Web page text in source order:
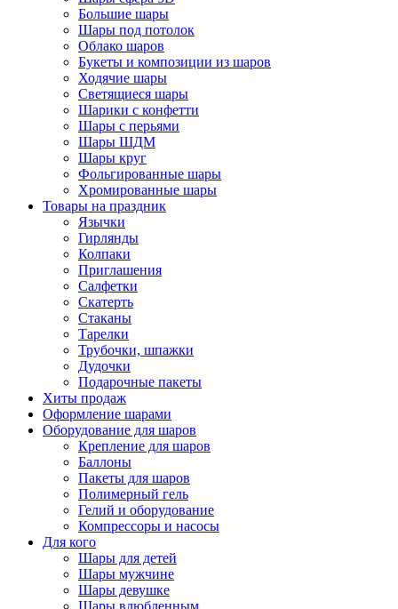
Большие шары
Шары под потолок
Облако шаров
Букеты и композиции из шаров
Ходячие шары
Светящиеся шары
Шарики с конфетти
Шары с перьями
Шары ШДМ
Шары круг
Фольгированные шары
Хромированные шары
Товары на праздник
Язычки
Гирлянды
Колпаки
Приглашения
Салфетки
Скатерть
Стаканы
Тарелки
Трубочки, шпажки
Дудочки
Подарочные пакеты
Хиты продаж
Оформление шарами
Оборудование для шаров
Крепление для шаров
Баллоны
Пакеты для шаров
Полимерный гель
Гелий и оборудование
Компрессоры и насосы
Для кого
Шары для детей
Шары мужчине
Шары девушке
Шары влюбленным